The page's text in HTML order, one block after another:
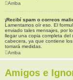
Arriba
¡Recibí spam o correos
Lamentamos oír eso. El
enviado tales mensajes, por
llegar una copia completa del
cabecera, ya que contiene
tomará medidas.
Arriba
Amigos e